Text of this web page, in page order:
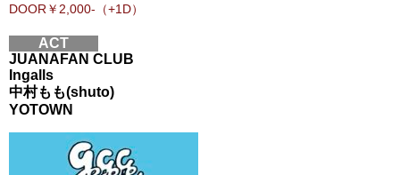
DOOR ￥2,000-（+1D）
ACT
JUANAFAN CLUB
Ingalls
中村もも(shuto)
YOTOWN